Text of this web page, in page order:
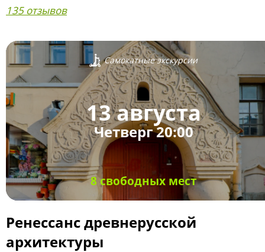
135 отзывов
Самокатные экскурсии
13 августа
Четверг 20:00
8 свободных мест
Ренессанс древнерусской
архитектуры